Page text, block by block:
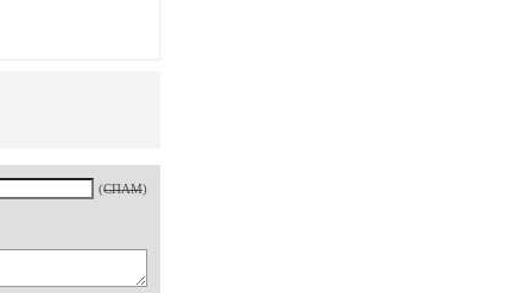
(СПАМ)